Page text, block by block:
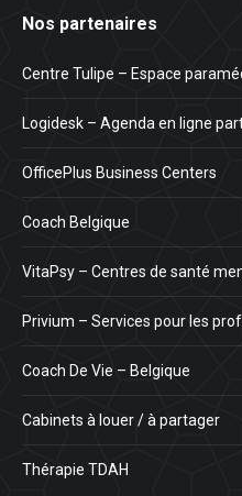
Nos partenaires
Centre Tulipe – Espace
Logidesk – Agenda en ligne
OfficePlus Business Centers
Coach Belgique
VitaPsy – Centres de santé
Privium – Services pour les
Coach De Vie – Belgique
Cabinets à louer / à partager
Thérapie TDAH